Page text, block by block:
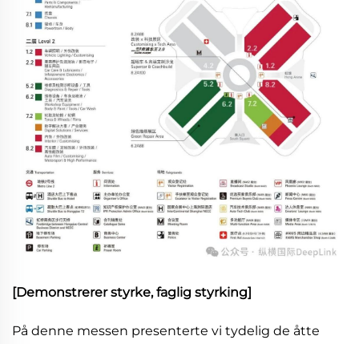
[Demonstrerer styrke, faglig styrking]
På denne messen presenterte vi tydelig de åtte